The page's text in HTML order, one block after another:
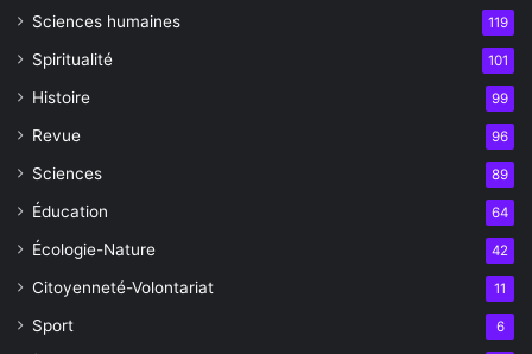
Sciences humaines 119
Spiritualité 101
Histoire 99
Revue 96
Sciences 89
Éducation 64
Écologie-Nature 42
Citoyenneté-Volontariat 11
Sport 6